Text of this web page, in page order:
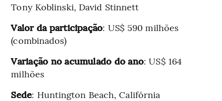
Tony Koblinski, David Stinnett
Valor da participação: US$ 590 milhões
(combinados)
Variação no acumulado do ano: US$ 164
milhões
Sede: Huntington Beach, Califórnia